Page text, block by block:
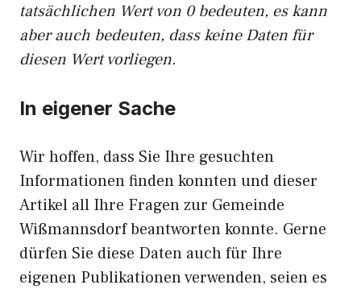
tatsächlichen Wert von 0 bedeuten, es kann
aber auch bedeuten, dass keine Daten für
diesen Wert vorliegen.
In eigener Sache
Wir hoffen, dass Sie Ihre gesuchten
Informationen finden konnten und dieser
Artikel all Ihre Fragen zur Gemeinde
Wißmannsdorf beantworten konnte. Gerne
dürfen Sie diese Daten auch für Ihre
eigenen Publikationen verwenden, seien es